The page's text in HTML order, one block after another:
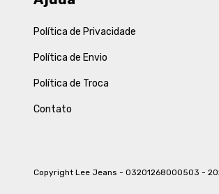
Política de Privacidade
Política de Envio
Política de Troca
Contato
Copyright Lee Jeans - 03201268000503 -